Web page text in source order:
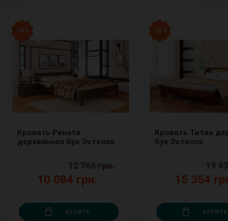
- 21 %
Кровать Рената
деревянная бук Эстелла
10 084 грн.
12 765 грн.
КУПИТЬ
- 21 %
Кровать Титан
бук Эстелла
15 354
19
КУПИТЬ